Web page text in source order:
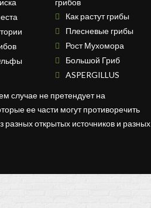
грибов
Как растут грибы
Плесневые грибы
Рост Мухомора
Большой Гриб
ASPERGILLUS
случае не претендует на
ее части могут противоречить
разных открытых источников и разных